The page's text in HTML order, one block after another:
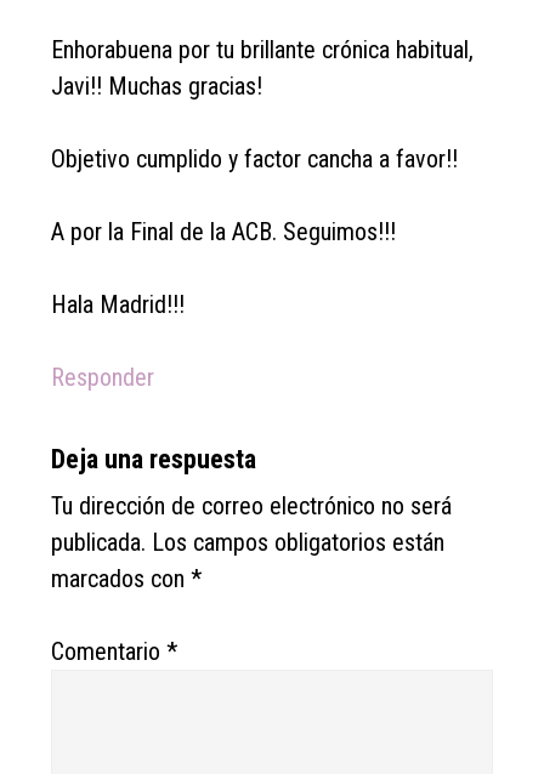
Enhorabuena por tu brillante crónica habitual,
Javi!! Muchas gracias!
Objetivo cumplido y factor cancha a favor!!
A por la Final de la ACB. Seguimos!!!
Hala Madrid!!!
Responder
Deja una respuesta
Tu dirección de correo electrónico no será
publicada. Los campos obligatorios están
marcados con*
Comentario*